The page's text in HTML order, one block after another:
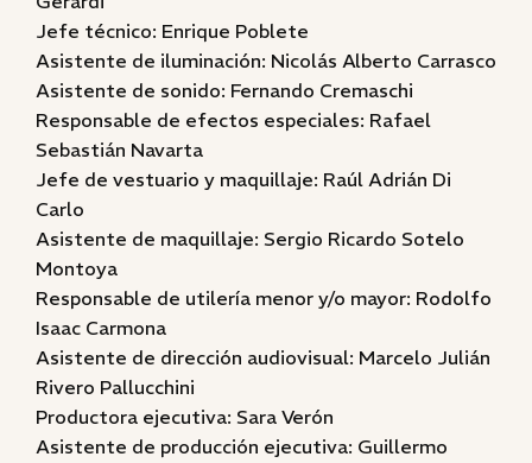
Jefe técnico: Enrique Poblete
Asistente de iluminación: Nicolás Alberto Carrasco
Asistente de sonido: Fernando Cremaschi
Responsable de efectos especiales: Rafael
Sebastián Navarta
Jefe de vestuario y maquillaje: Raúl Adrián Di
Carlo
Asistente de maquillaje: Sergio Ricardo Sotelo
Montoya
Responsable de utilería menor y/o mayor: Rodolfo
Isaac Carmona
Asistente de dirección audiovisual: Marcelo Julián
Rivero Pallucchini
Productora ejecutiva: Sara Verón
Asistente de producción ejecutiva: Guillermo